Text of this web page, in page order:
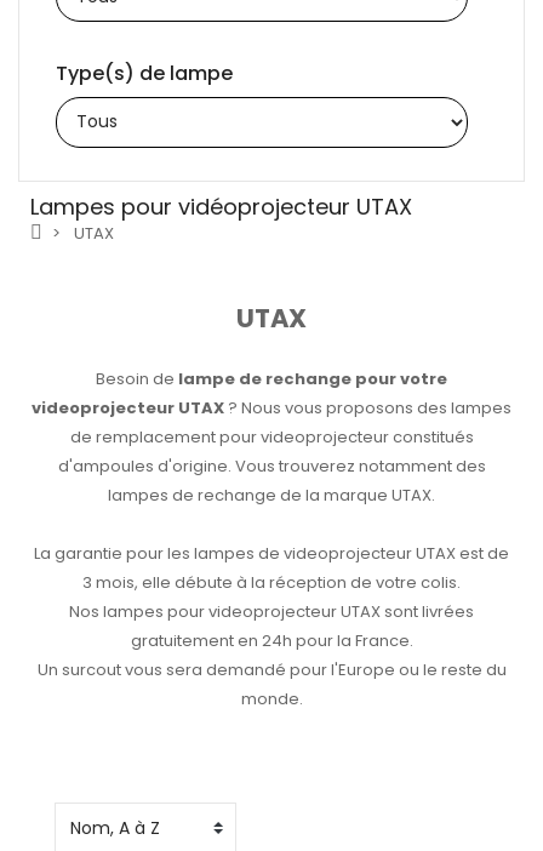
Type(s) de lampe
Lampes pour vidéoprojecteur UTAX
UTAX
UTAX
Besoin de lampe de rechange pour votre
videoprojecteur UTAX ? Nous vous proposons des lampes
de remplacement pour videoprojecteur constitués
d'ampoules d'origine. Vous trouverez notamment des
lampes de rechange de la marque UTAX.
La garantie pour les lampes de videoprojecteur UTAX est de
3 mois, elle débute à la réception de votre colis.
Nos lampes pour videoprojecteur UTAX sont livrées
gratuitement en 24h pour la France.
Un surcout vous sera demandé pour l'Europe ou le reste du
monde.